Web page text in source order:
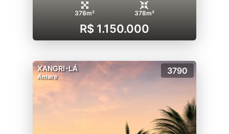
378m² 378m²
R$ 1.150.000
XANGRI-LÁ
Amare
3790